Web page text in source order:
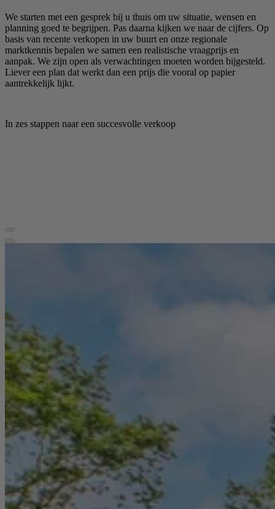
We starten met een gesprek bij u thuis om uw situatie, wensen en
planning goed te begrijpen. Pas daarna kijken we naar de cijfers. Op
basis van recente verkopen in uw buurt en onze regionale
marktkennis bepalen we samen een realistische vraagprijs en
aanpak. We zijn open als verwachtingen moeten worden bijgesteld.
Liever een plan dat werkt dan een prijs die vooral op papier
aantrekkelijk lijkt.
In zes stappen naar een succesvolle verkoop